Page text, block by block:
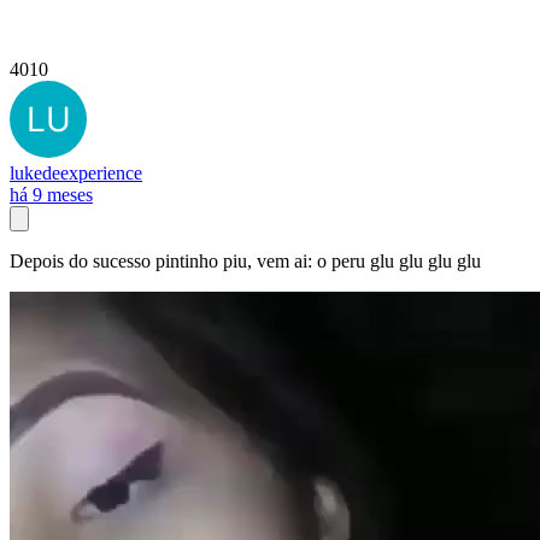
4010
lukedeexperience
há 9 meses
Depois do sucesso pintinho piu, vem ai: o peru glu glu glu glu